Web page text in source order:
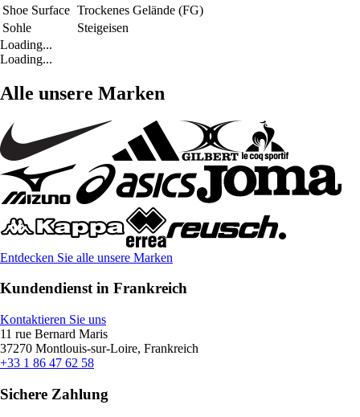
Shoe Surface Trockenes Gelände (FG)
Sohle
Steigeisen
Loading...
Loading...
Alle unsere Marken
Entdecken Sie alle unsere Marken
Kundendienst in Frankreich
Kontaktieren Sie uns
11 rue Bernard Maris
37270 Montlouis-sur-Loire, Frankreich
+33 1 86 47 62 58
Sichere Zahlung